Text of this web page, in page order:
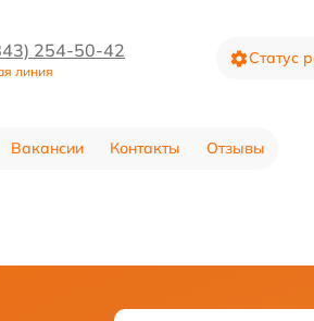
254-50-42
линия
Статус
Вакансии Контакты Отзывы